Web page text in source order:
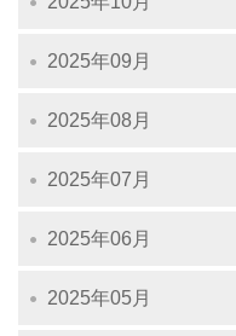
2025年09月
2025年08月
2025年07月
2025年06月
2025年05月